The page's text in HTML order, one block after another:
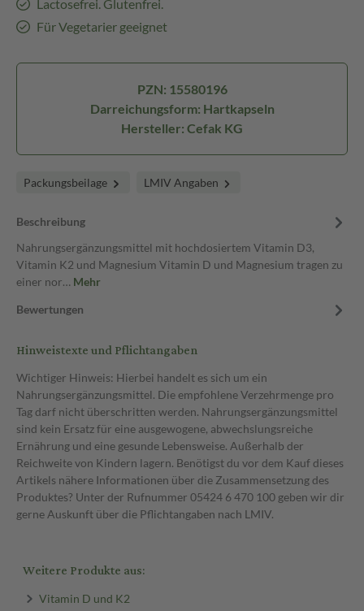
Lactosefrei. Glutenfrei.
Für Vegetarier geeignet
PZN: 15580196
Darreichungsform: Hartkapseln
Hersteller: Cefak KG
Packungsbeilage LMIV Angaben
Beschreibung
Nahrungsergänzungsmittel mit hochdosiertem Vitamin D3,
Vitamin K2 und Magnesium Vitamin D und Magnesium tragen zu
einer nor… Mehr
Bewertungen
Hinweistexte und Pflichtangaben
Wichtiger Hinweis: Hierbei handelt es sich um ein
Nahrungsergänzungsmittel. Die empfohlene Verzehrmenge pro
Tag darf nicht überschritten werden. Nahrungsergänzungsmittel
sind kein Ersatz für eine ausgewogene, abwechslungsreiche
Ernährung und eine gesunde Lebensweise. Außerhalb der
Reichweite von Kindern lagern. Benötigst du vor dem Kauf dieses
Artikels nähere Informationen über die Zusammensetzung des
Produktes? Unter der Rufnummer 05424 6 470 100 geben wir dir
gerne Auskunft über die Pflichtangaben nach LMIV.
Weitere Produkte aus:
Vitamin D und K2